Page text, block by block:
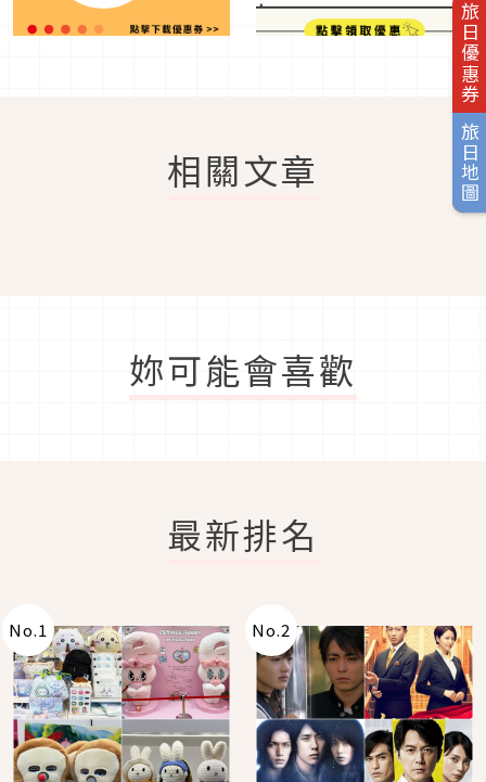
旅日優惠券
旅日地圖
相關文章
妳可能會喜歡
最新排名
No.1 No.2